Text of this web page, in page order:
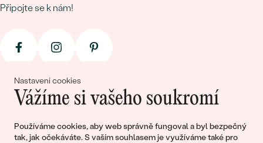
Nastavení cookies
Vážíme si vašeho soukromí
Používáme cookies, aby web správně fungoval a byl bezpečný
tak, jak očekáváte. S vaším souhlasem je využíváme také pro
Připojte se k nám!
© 2011 - 2026, Eppi.cz